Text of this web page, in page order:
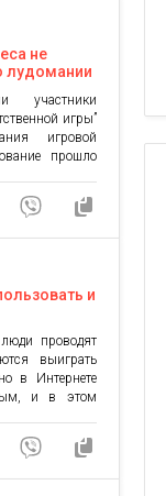
не
лудомании
игры”
игровой
прошло
Украины,
Институт
рынка.
опросилии
проводят
выиграть
в Интернете
и в этом
рассмотрим,